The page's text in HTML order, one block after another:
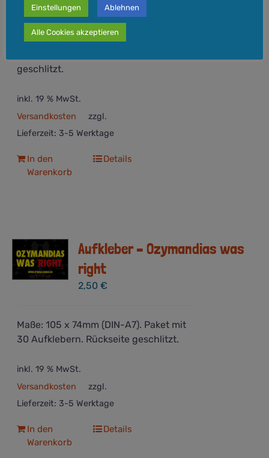
Jedes Kind weiß: Reds don't read
Comics! Maße: 105 x 74mm (DIN-A7).
geschlitzt.
inkl. 19 % MwSt.
zzgl.
Versandkosten
Lieferzeit: 3-5 Werktage
In den
Warenkorb
Details
Aufkleber – Ozymandias was
right
2,50€
Maße: 105 x 74mm (DIN-A7). Paket mit
30 Aufklebern. Rückseite geschlitzt.
inkl. 19 % MwSt.
zzgl.
Versandkosten
Lieferzeit: 3-5 Werktage
In den
Warenkorb
Details
Einstellungen Ablehnen
Alle Cookies akzeptieren